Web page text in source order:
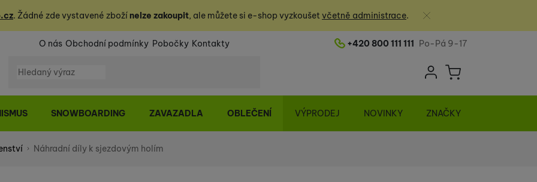
. Žádné zde vystavené zboží nelze zakoupit, ale můžete si e-shop vyzkoušet včetně administrace.
Zavřít
O nás Obchodní podmínky Pobočky Kontakty
Vyhledávání
Telefonní číslo
+420 800 111 111 Po-Pá 9-17
Uživatelská
Přihlásit se
Košík
SNOWBOARDING ZAVAZADLA OBLEČENÍ VÝPRODEJ NOVINKY ZNAČKY
Náhradní díly k sjezdovým holím